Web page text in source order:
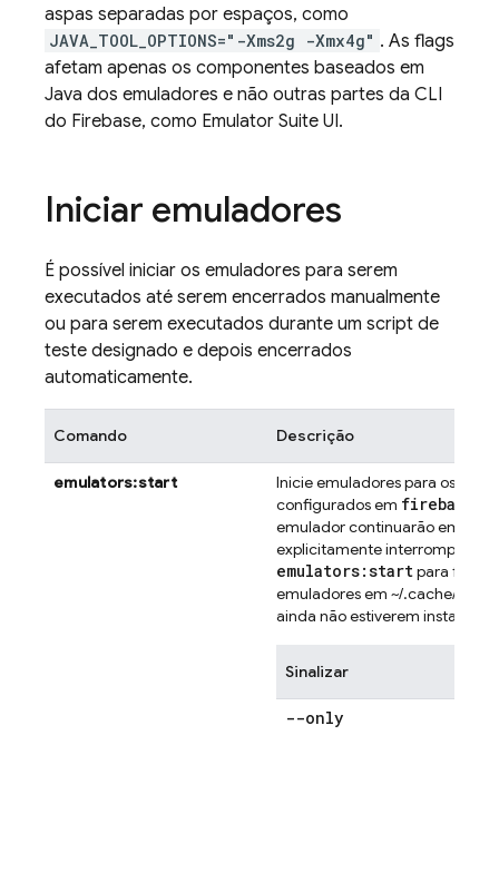
aspas separadas por espaços, como
JAVA_TOOL_OPTIONS="-Xms2g -Xmx4g" . As flags
afetam apenas os componentes baseados em
Java dos emuladores e não outras partes da CLI
do Firebase, como Emulator Suite UI.
Iniciar emuladores
É possível iniciar os emuladores para serem
executados até serem encerrados manualmente
ou para serem executados durante um script de
teste designado e depois encerrados
automaticamente.
Comando Descrição
emulators:start
Inicie emuladores para os
configurados em firebase
emulador continuarão em
explicitamente interrompidos.
emulators:startpara fazer
emuladores em ~/.cache/
ainda não estiverem instalados.
Sinalizar
--only